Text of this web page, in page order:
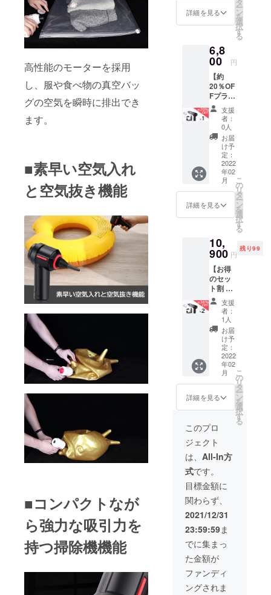
高性能のモーターを採用
し、服や食べ物の真空バッ
グの空気を瞬時に排出でき
ます。
■素早い空気入れ
と空気抜き機能
■コンパクトなが
ら強力な吸引力を
持つ掃除機機能
み ※一
円 ※ご
注文状
況、使
用部材
の供給
状況、
製造工
程上の
都合等
により
出荷時
期が遅
れる場
合があ
りま
す。
機能ク
リー
ナー
」×1 ■
日本語
取扱説
明書×1
■USB充
電ケー
ブル×1
■ノズル
フル
セット
ーーー
ーーー
ーーー
※税込 ※
送料込
み ※一
円 ※ご
注文状
況、使
用部材
の供給
状況、
製造工
程上の
都合等
により
出荷時
期が遅
れる場
合があ
りま
す。
詳細を見る ー
ン
を
選
択
す
る
6,8
00 円
【約
20％OF
Fプラ
ン】 多
機能ク
リー
ナー
「VACL
」×1 ＜
リター
ン内容
機能ク
リー
ナー
「VACL
日本語
取扱説
明書×1
■USB充
電ケー
ブル×1
■ノズル
フル
セット
×1
ーーー
ーーー
ーーー
※税込 ※
送料込
み ※一
般販売
格8,500
円 ※ご
注文状
況、使
用部材
の供給
状況、
製造工
程上の
都合等
により
出荷時
期が遅
れる場
合があ
りま
す。
支援
者：
0人
お届
け予
定：
2022
年02
月
詳細を見る
こ
の
リ
タ
ー
ン
を
選
択
す
る
10,
900 円
残り99
【お得
のセッ
ト割 約
36％OF
Fプラ
ン】 多
機能ク
リー
ナー
「VACL
」×2 ＜
リター
ン内容
＞ ■多
機能ク
リー
ナー
「VACL
」×2 ■
日本語
取扱説
明書×2
■USB充
電ケー
ブル×2
■ノズル
フル
セット
×2
ーーー
ーーー
ーーー
※税込 ※
送料込
支援
者：
1人
お届
け予
定：
2022
年02
月
詳細を見る
こ
の
リ
タ
ー
ン
を
選
択
す
る
このプロ
ジェクト
は、 All-In方
式です。
目標金額に
関わらず、
2021/12/31
23:59:59ま
でに集まっ
た金額が
ファンディ
ングされま